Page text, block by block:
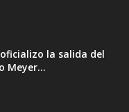
la salida del
Meyer...